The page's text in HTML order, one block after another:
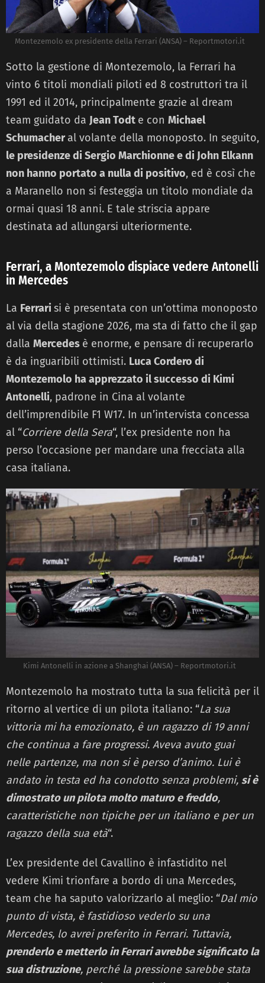
Montezemolo ex presidente della Ferrari (ANSA) – Reportmotori.it
Sotto la gestione di Montezemolo, la Ferrari ha
vinto 6 titoli mondiali piloti ed 8 costruttori tra il
1991 ed il 2014, principalmente grazie al dream
team guidato da Jean Todt e con Michael
Schumacheral volante della monoposto. In seguito,
le presidenze di Sergio Marchionne e di John Elkann
non hanno portato a nulla di positivo, ed è così che
a Maranello non si festeggia un titolo mondiale da
ormai quasi 18 anni. E tale striscia appare
destinata ad allungarsi ulteriormente.
Ferrari, a Montezemolo dispiace vedere Antonelli
in Mercedes
La Ferrarisi è presentata con un’ottima monoposto
al via della stagione 2026, ma sta di fatto che il gap
dalla Mercedes è enorme, e pensare di recuperarlo
è da inguaribili ottimisti. Luca Cordero di
Montezemolo ha apprezzato il successo di Kimi
Antonelli, padrone in Cina al volante
dell’imprendibile F1 W17. In un’intervista concessa
al “Corriere della Sera“, l’ex presidente non ha
perso l’occasione per mandare una frecciata alla
casa italiana.
Kimi Antonelli in azione a Shanghai (ANSA) – Reportmotori.it
Montezemolo ha mostrato tutta la sua felicità per il
ritorno al vertice di un pilota italiano: “La sua
vittoria mi ha emozionato, è un ragazzo di 19 anni
che continua a fare progressi. Aveva avuto guai
nelle partenze, ma non si è perso d’animo. Lui è
andato in testa ed ha condotto senza problemi, si è
dimostrato un pilota molto maturo e freddo,
caratteristiche non tipiche per un italiano e per un
ragazzo della sua età“.
L’ex presidente del Cavallino è infastidito nel
vedere Kimi trionfare a bordo di una Mercedes,
team che ha saputo valorizzarlo al meglio: “Dal mio
punto di vista, è fastidioso vederlo su una
Mercedes, lo avrei preferito in Ferrari. Tuttavia,
prenderlo e metterlo in Ferrari avrebbe significato la
sua distruzione, perché la pressione sarebbe stata